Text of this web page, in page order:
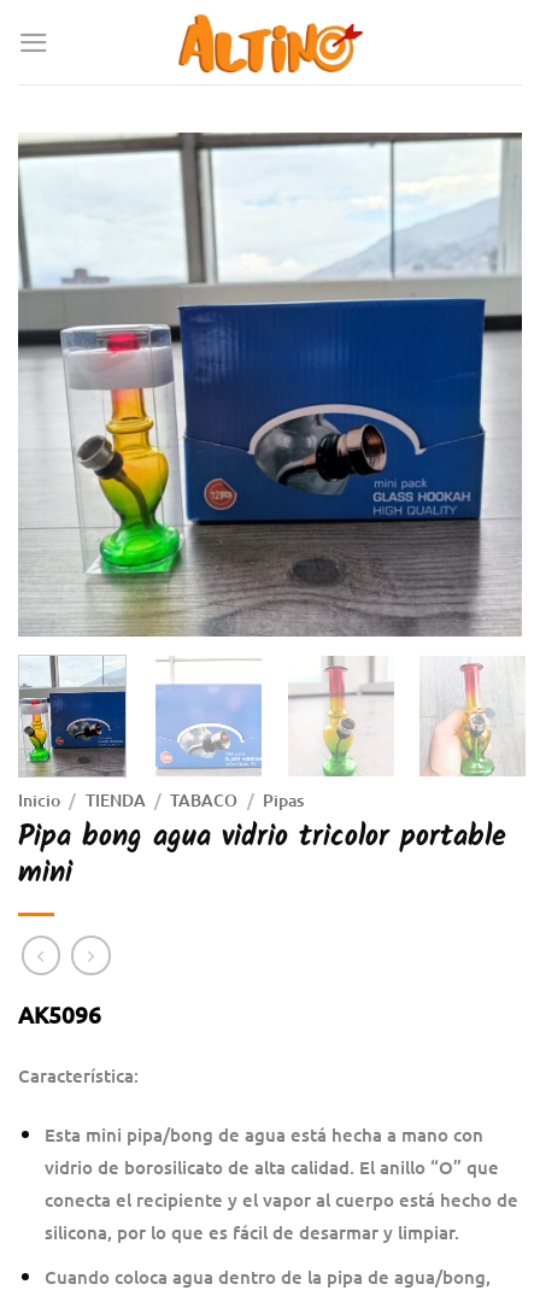
Inicio / TIENDA / TABACO / Pipas
Pipa bong agua vidrio tricolor portable
mini
AK5096
Característica:
Esta mini pipa/bong de agua está hecha a mano con
vidrio de borosilicato de alta calidad. El anillo “O” que
conecta el recipiente y el vapor al cuerpo está hecho de
silicona, por lo que es fácil de desarmar y limpiar.
Cuando coloca agua dentro de la pipa de agua/bong,